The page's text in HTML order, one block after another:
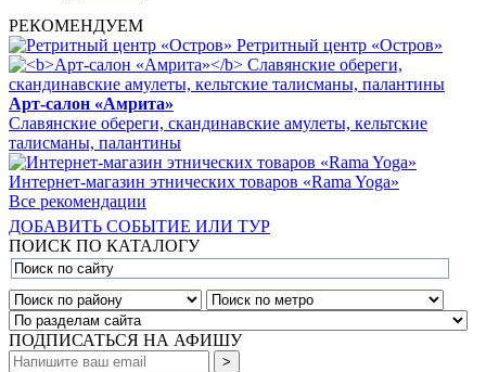
РЕКОМЕНДУЕМ
Ретритный центр «Остров»
Арт-салон «Амрита»
Славянские обереги, скандинавские амулеты, кельтские
талисманы, палантины
Интернет-магазин этнических товаров «Rama Yoga»
Все рекомендации
ДОБАВИТЬ СОБЫТИЕ ИЛИ ТУР
ПОИСК ПО КАТАЛОГУ
ПОДПИСАТЬСЯ НА АФИШУ